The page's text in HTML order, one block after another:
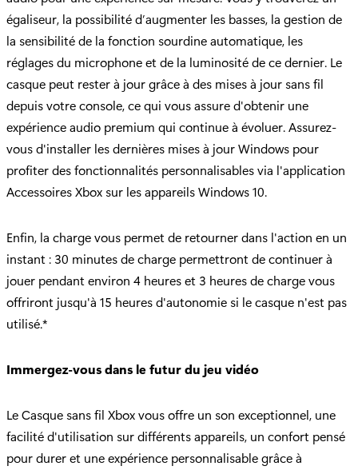
égaliseur, la possibilité d’augmenter les basses, la gestion de
la sensibilité de la fonction sourdine automatique, les
réglages du microphone et de la luminosité de ce dernier. Le
casque peut rester à jour grâce à des mises à jour sans fil
depuis votre console, ce qui vous assure d'obtenir une
expérience audio premium qui continue à évoluer. Assurez-
vous d'installer les dernières mises à jour Windows pour
profiter des fonctionnalités personnalisables via l'application
Accessoires Xbox sur les appareils Windows 10.
Enfin, la charge vous permet de retourner dans l'action en un
instant : 30 minutes de charge permettront de continuer à
jouer pendant environ 4 heures et 3 heures de charge vous
offriront jusqu'à 15 heures d'autonomie si le casque n'est pas
utilisé.*
Immergez-vous dans le futur du jeu vidéo
Le Casque sans fil Xbox vous offre un son exceptionnel, une
facilité d'utilisation sur différents appareils, un confort pensé
pour durer et une expérience personnalisable grâce à